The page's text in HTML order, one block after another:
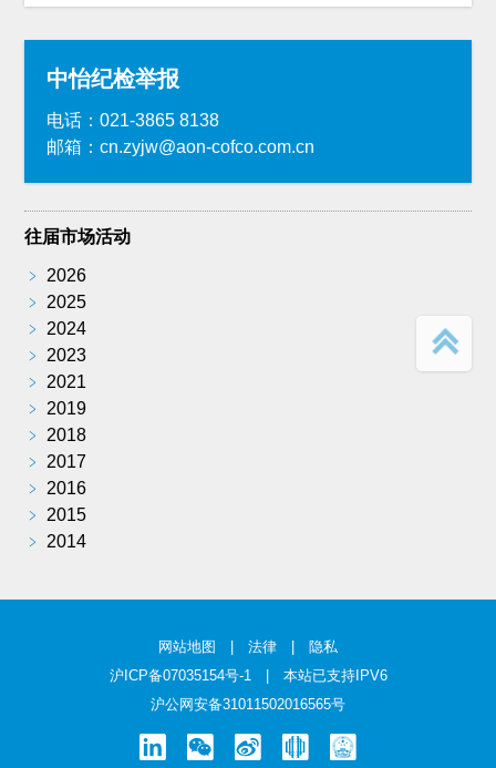
中怡纪检举报
电话：021-3865 8138
邮箱：cn.zyjw@aon-cofco.com.cn
往届市场活动
﹥
2026
﹥
2025
﹥
2024
﹥
2023
﹥
2021
﹥
2019
﹥
2018
﹥
2017
﹥
2016
﹥
2015
﹥
2014
网站地图 法律
隐私
沪ICP备07035154号-1| 本站已支持IPV6
沪公网安备31011502016565号